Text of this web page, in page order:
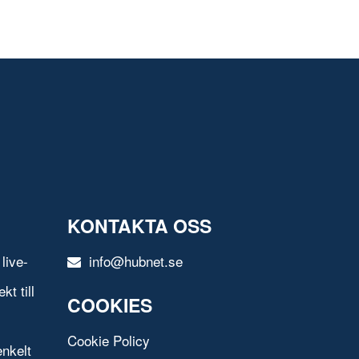
till
KONTAKTA OSS
info@hubnet.se
COOKIES
Cookie Policy